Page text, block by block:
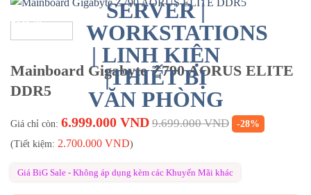
-28%
Mainboard Gigabyte Z790 AORUS ELITE​
DDR5
Giá chỉ còn: 6.999.000 VND 9.699.000VND
-28%
(Tiết kiệm: 2.700.000 VND)
Giá BiG Sale - Không áp dụng kèm các Khuyến Mãi khác